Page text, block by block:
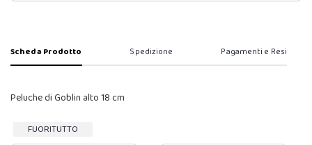
Scheda Prodotto Spedizione Pagamenti e Resi
Peluche di Goblin alto 18 cm
FUORITUTTO